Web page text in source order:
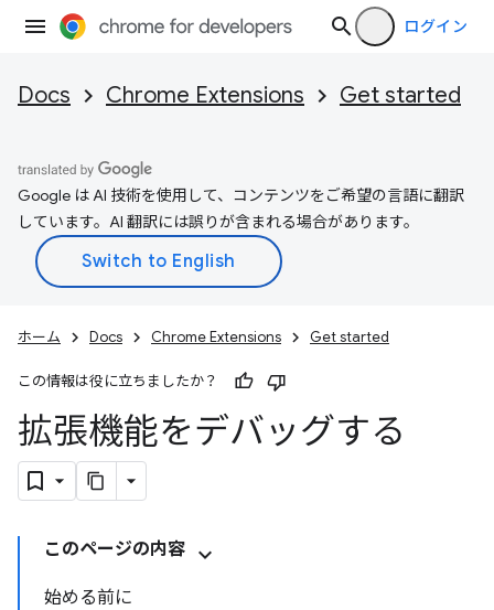
ログイン
Docs Chrome Extensions Get started
Google は AI 技術を使用して、コンテンツをご希望の言語に翻訳
しています。AI 翻訳には誤りが含まれる場合があります。
ホーム Docs Chrome Extensions Get started
この情報は役に立ちましたか？
拡張機能をデバッグする
このページの内容
始める前に